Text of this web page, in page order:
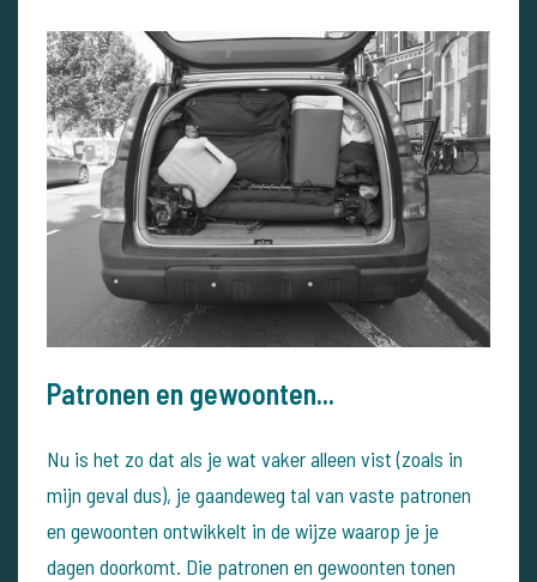
Patronen en gewoonten...
Nu is het zo dat als je wat vaker alleen vist (zoals in
mijn geval dus), je gaandeweg tal van vaste patronen
en gewoonten ontwikkelt in de wijze waarop je je
dagen doorkomt. Die patronen en gewoonten tonen